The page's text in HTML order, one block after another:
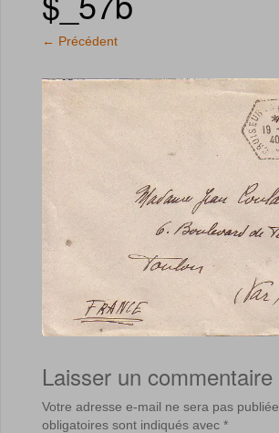
← Précédent
Laisser un commentaire
Votre adresse e-mail ne sera pas publiée.
obligatoires sont indiqués avec *